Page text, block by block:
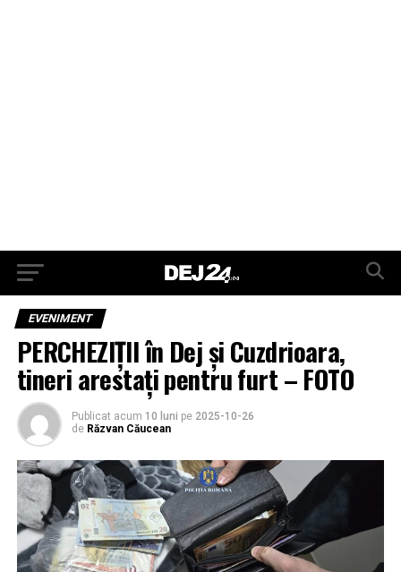
EVENIMENT
PERCHEZIȚII în Dej și Cuzdrioara,
tineri arestați pentru furt – FOTO
Publicat acum 10 luni pe 2025-10-26
de Răzvan Căucean